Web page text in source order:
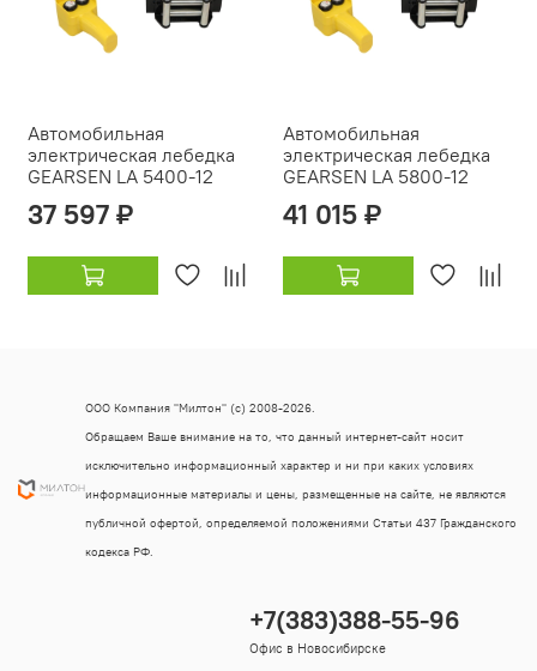
Автомобильная
электрическая лебедка
GEARSEN LA 5400-12
37 597 ₽
Автомобильная
электрическая лебедка
GEARSEN LA 5800-12
41 015 ₽
+7(383)388-55-96
Офис в Новосибирске
ООО Компания "Милтон" (с) 2008-2026.
Обращаем Ваше внимание на то, что данный интернет-сайт носит
исключительно информационный характер и ни при каких условиях
информационные материалы и цены, размещенные на сайте, не являются
публичной офертой, определяемой положениями Статьи 437 Гражданского
кодекса РФ.